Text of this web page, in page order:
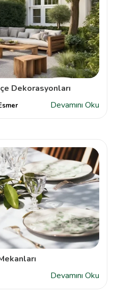
Dekorasyonları
Devamını Oku
Devamını Oku